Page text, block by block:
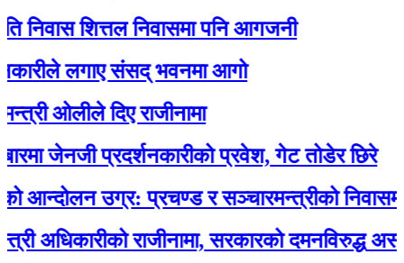
शित्तल निवासमा पनि आगजनी
लगाए संसद् भवनमा आगो
ओलीले दिए राजीनामा
जेनजी प्रदर्शनकारीको प्रवेश, गेट तोडेर छिरे
उग्र: प्रचण्ड र सञ्चारमन्त्रीको निवासमा
राजीनामा, सरकारको दमनविरुद्ध असन्तुष्टि